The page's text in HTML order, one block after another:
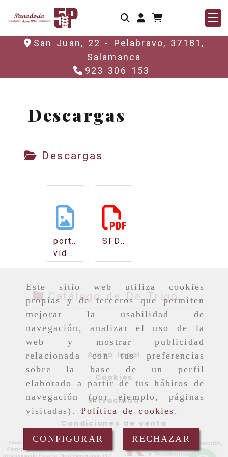
Este sitio web utiliza cookies
propias y de terceros que permiten
mejorar la usabilidad de
navegación, analizar el uso de la
web y mostrar publicidad
relacionada con tus preferencias
sobre la base de un perfil
elaborado a partir de tus hábitos de
navegación (por ejemplo, páginas
visitadas). Política de cookies .
CONFIGURAR RECHAZAR
Identifícate
San Juan, 22 - Pelabravo, 37181,
Salamanca
923 306 153
Descargas
Descargas
portada
vídeo
302.96
Kb
SFDWS
186.13
Catálogo de De Trigo
Aviso legal
Cookies
Privacidad
Condiciones de venta